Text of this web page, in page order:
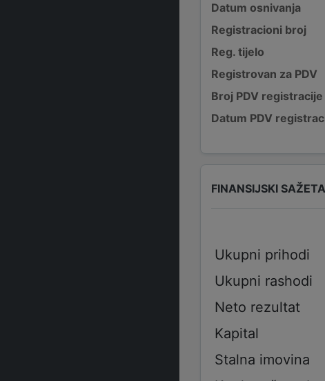
Datum osnivanja
Registracioni broj
Reg. tijelo
Registrovan za PDV
Broj PDV registracije
Datum PDV
FINANSIJSKI
Ukupni prihodi
Ukupni rashodi
Neto rezultat
Kapital
Stalna imovina